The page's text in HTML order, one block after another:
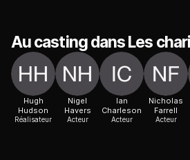
Au casting dans Les
Hugh
Hudson
Réalisateur
Nigel
Havers
Acteur
Ian
Charleson
Acteur
Nicholas
Farrell
Acteur